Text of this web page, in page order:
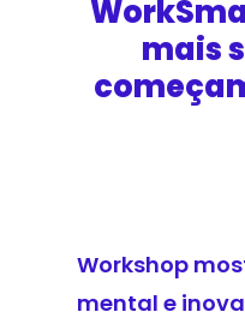
mais
Workshop
mental e